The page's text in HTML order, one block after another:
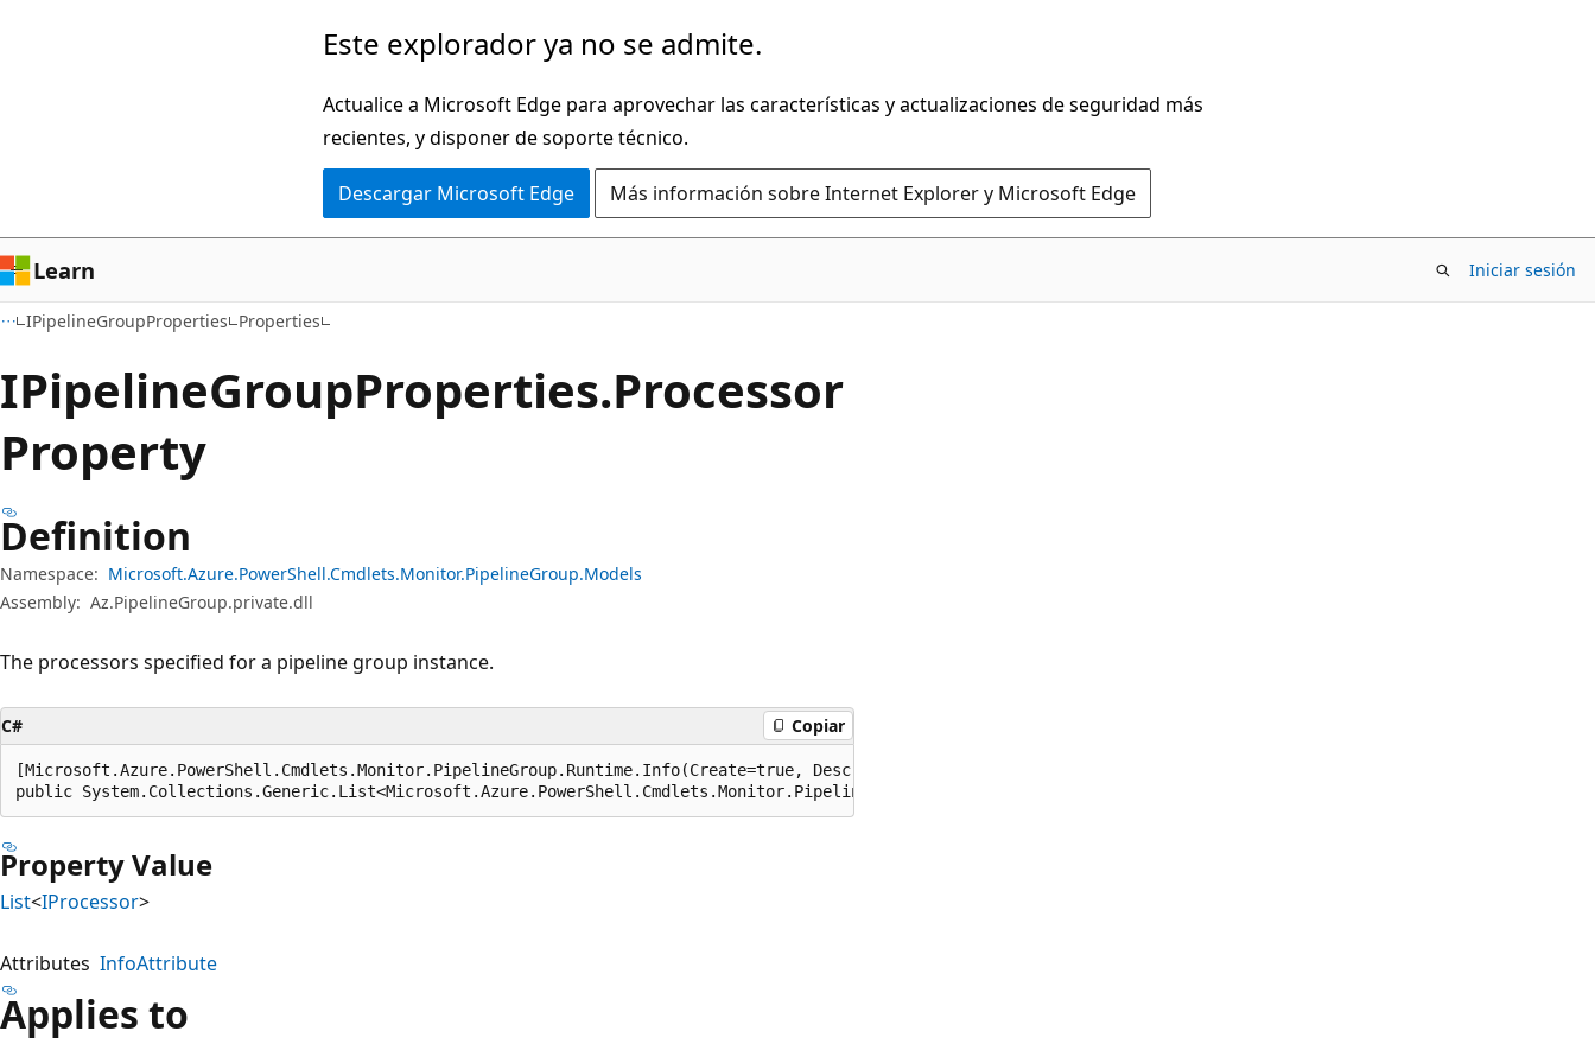
página
Este explorador ya no se admite.
Actualice a Microsoft Edge para aprovechar las características y actualizaciones de seguridad más
recientes, y disponer de soporte técnico.
Descargar Microsoft Edge Más información sobre Internet Explorer y Microsoft Edge
Learn Iniciar sesión
IPipelineGroupProperties Properties
IPipelineGroupProperties.Processor
Property
Definition
Namespace: Microsoft.Azure.PowerShell.Cmdlets.Monitor.PipelineGroup.Models
Assembly: Az.PipelineGroup.private.dll
The processors specified for a pipeline group instance.
C# Copiar
[Microsoft.Azure.PowerShell.Cmdlets.Monitor.PipelineGroup.Runtime.Info(Create=true, Description="The processors specified for a pipeline group instance.",
public System.Collections.Generic.List<Microsoft.Azure.PowerShell.Cmdlets.Monitor.PipelineGroup.Models.IProcessor> Processor { get; set; }
Property Value
List<IProcessor>
Attributes InfoAttribute
Applies to